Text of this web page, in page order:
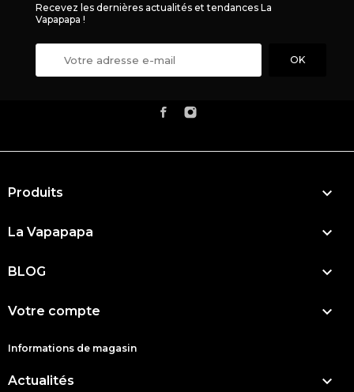
Recevez les dernières actualités et tendances La
Vapapapa !
Produits 
La Vapapapa 
BLOG 
Votre compte 
Informations de magasin
Actualités 